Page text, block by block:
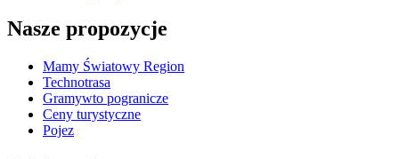
Nasze propozycje
Mamy Światowy Region
Technotrasa
Gramywto pogranicze
Ceny turystyczne
Pojez